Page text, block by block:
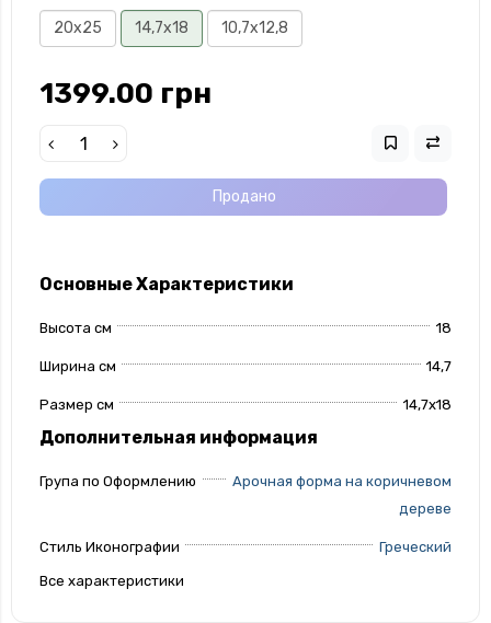
20x25 14,7х18 10,7х12,8
1399.00 грн
Продано
Основные Характеристики
Высота см 18
Ширина см 14,7
Размер см 14,7х18
Дополнительная информация
Група по Оформлению
Арочная форма на коричневом
дереве
Стиль Иконографии Греческий
Все характеристики